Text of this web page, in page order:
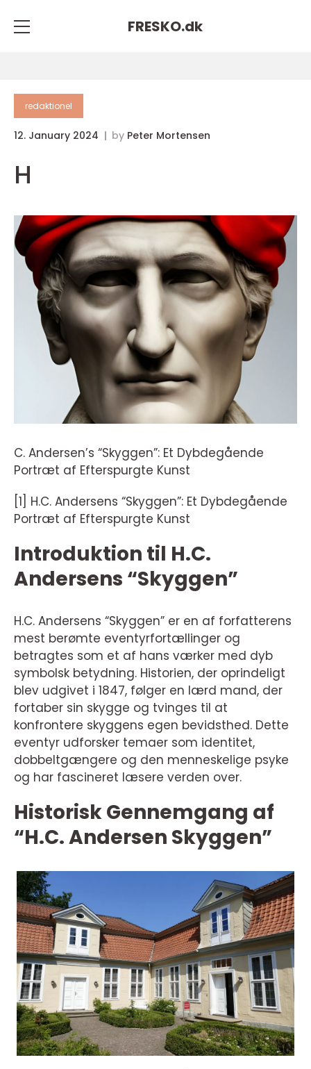
FRESKO.dk
redaktionel
12. January 2024 by Peter Mortensen
H
C. Andersen’s “Skyggen”: Et Dybdegående
Portræt af Efterspurgte Kunst
[1] H.C. Andersens “Skyggen”: Et Dybdegående
Portræt af Efterspurgte Kunst
Introduktion til H.C.
Andersens “Skyggen”
H.C. Andersens “Skyggen” er en af forfatterens
mest berømte eventyrfortællinger og
betragtes som et af hans værker med dyb
symbolsk betydning. Historien, der oprindeligt
blev udgivet i 1847, følger en lærd mand, der
fortaber sin skygge og tvinges til at
konfrontere skyggens egen bevidsthed. Dette
eventyr udforsker temaer som identitet,
dobbeltgængere og den menneskelige psyke
og har fascineret læsere verden over.
Historisk Gennemgang af
“H.C. Andersen Skyggen”